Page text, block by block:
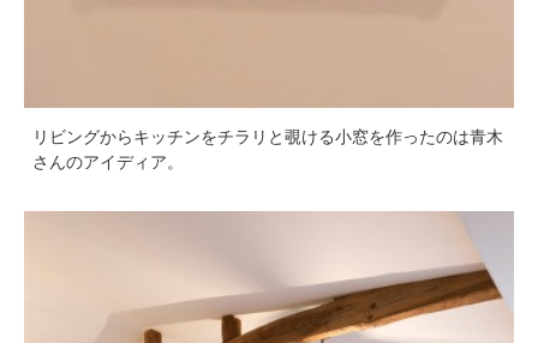
リビングからキッチンをチラリと覗ける小窓を作ったのは青木
さんのアイディア。